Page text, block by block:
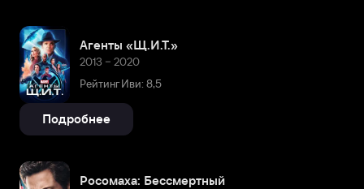
Агенты «Щ.И.Т.»
2013 – 2020
Рейтинг Иви: 8,5
Подробнее
Росомаха: Бессмертный